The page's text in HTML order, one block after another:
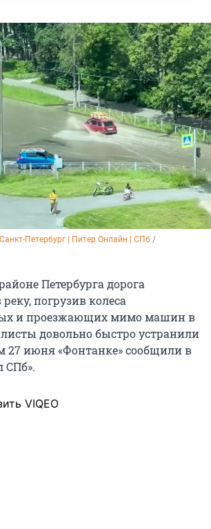
Петербург | Питер Онлайн | СПб /
Петербурга дорога
погрузив колеса
и проезжающих мимо машин в
довольно быстро устранили
27 июня «Фонтанке» сообщили в
СПб».
VIQEO